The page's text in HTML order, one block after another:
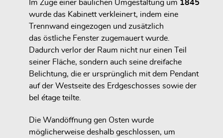
Im Zuge einer baulichen Umgestaltung um 1845
wurde das Kabinettverkleinert, indem eine
Trennwand eingezogen und zusätzlich
das östliche Fenster zugemauertwurde.
Dadurch verlor der Raum nicht nur einen Teil
seiner Fläche, sondern auch seine dreifache
Belichtung, die er ursprünglich mit dem Pendant
auf der Westseite des Erdgeschosses sowie der
bel étage teilte.
Die Wandöffnung gen Osten wurde
möglicherweise deshalb geschlossen, um